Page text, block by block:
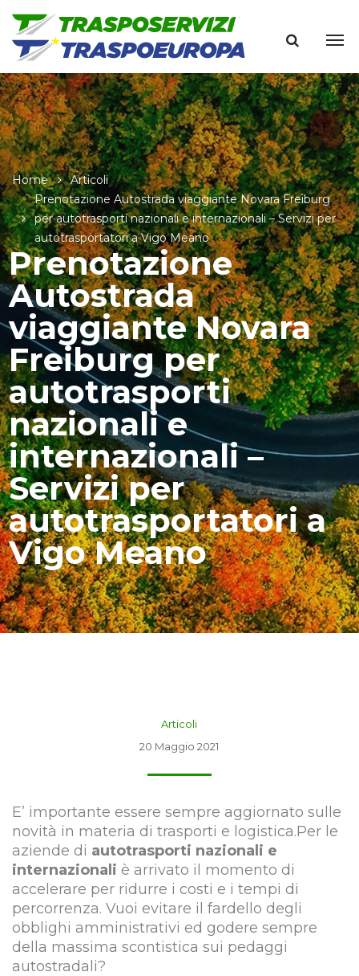
Home
Articoli
Prenotazione Autostrada viaggiante Novara Freiburg
per autotrasporti nazionali e internazionali – Servizi per
autotrasportatori a Vigo Meano
Prenotazione
Autostrada
viaggiante Novara
Freiburg per
autotrasporti
nazionali e
internazionali –
Servizi per
autotrasportatori a
Vigo Meano
Articoli
20 Maggio 2021
E’ importante essere sempre aggiornato sulle
novità in materia di trasporti e logistica.Per le
aziende di autotrasporti nazionali e
internazionali è arrivato il momento di
accelerare per ridurre i costi e i tempi di
percorrenza. Vuoi evitare il fardello degli
obblighi amministrativi ed godere sempre
della massima scontistica sui pedaggi
autostradali?